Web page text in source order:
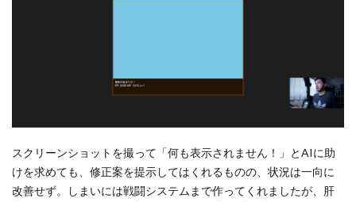
スクリーンショットを撮って「何も表示されません！」とAIに助
けを求めても、修正案を提示してはくれるものの、状況は一向に
改善せず。しまいには戦闘システムまで作ってくれましたが、肝